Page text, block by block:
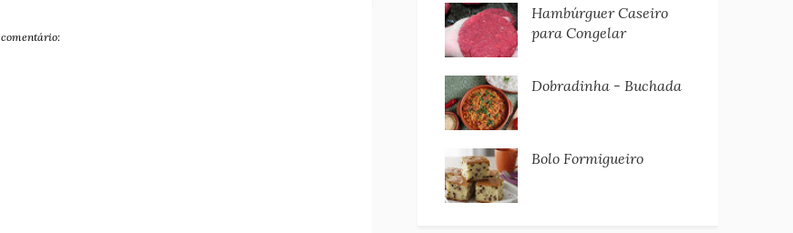
Hambúrguer Caseiro
para Congelar
Dobradinha - Buchada
Bolo Formigueiro